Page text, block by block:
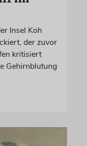
Insel Koh
der zuvor
kritisiert
Gehirnblutung